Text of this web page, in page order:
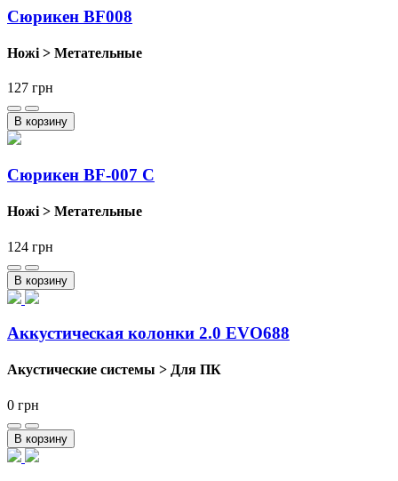
Cюрикен BF008
Ножі > Метательные
127 грн
В корзину
Cюрикен BF-007 C
Ножі > Метательные
124 грн
В корзину
Аккустическая колонки 2.0 EVO688
Акустические системы > Для ПК
0 грн
В корзину